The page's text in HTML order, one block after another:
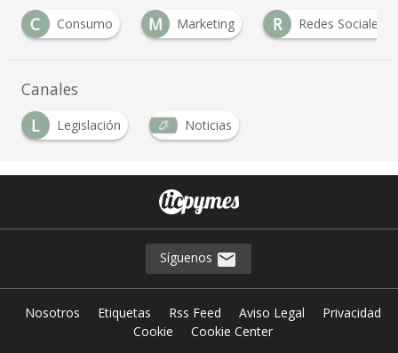
C
Consumo M Marketing R Redes Sociales
Canales
L
Legislación Noticias
Síguenos
Nosotros Etiquetas Rss Feed Aviso Legal
Privacidad
Cookie
Cookie Center